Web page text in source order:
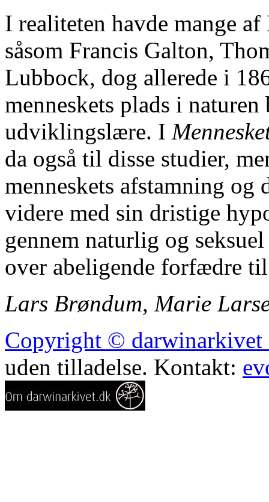
I realiteten havde mange
såsom Francis Galton,
Lubbock, dog allerede i
menneskets plads i naturen
udviklingslære. I
da også til disse studier,
menneskets afstamning
videre med sin dristige
gennem naturlig og
over abeligende forfædre
Lars Brøndum, Marie
Copyright © darwinarkivet
uden tilladelse. Kontakt: